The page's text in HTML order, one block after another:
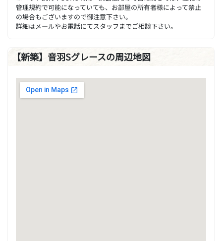
管理規約で可能になっていても、お部屋の所有者様によって禁止
の場合もございますので御注意下さい。
詳細はメールやお電話にてスタッフまでご相談下さい。
【新築】音羽Sグレースの周辺地図